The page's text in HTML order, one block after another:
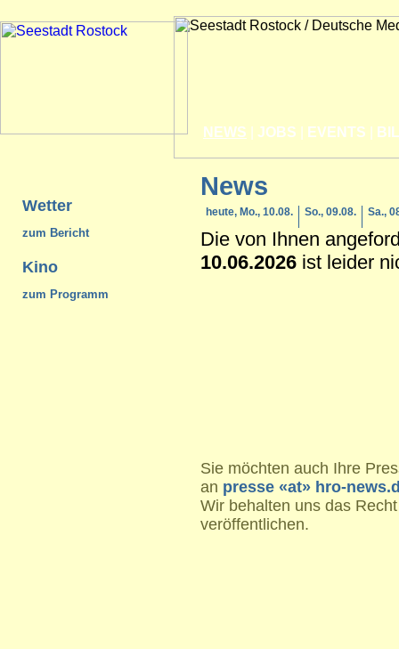
NEWS JOBS EVENTS
Wetter
zum Bericht
Kino
zum Programm
News
heute, Mo., 10.08. So., 09.08. Sa.,
Die von Ihnen
10.06.2026 ist leider
Sie möchten auch Ihre
an presse «at» hro-
Wir behalten uns das
veröffentlichen.